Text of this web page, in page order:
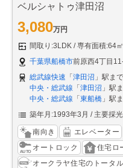
ベルシャトゥ津田沼
3,080万円
間取り:3LDK
専有面積:64
千葉県船橋市前原西4丁目
総武線快速 「津田沼 」駅ま
中央・総武線 「津田沼 」駅
中央・総武線 「東船橋 」駅
築年月:1993年3月
主要採
南向き エレベーター
オートロック
住宅ロ
オークラヤ住宅のトータ